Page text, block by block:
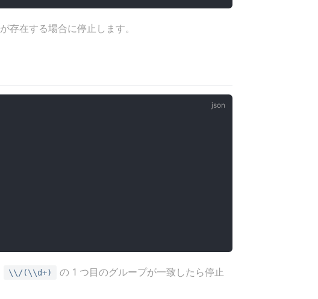
が存在する場合に停止します。
\\/(\\d+)
の 1 つ目のグループが一致したら停止